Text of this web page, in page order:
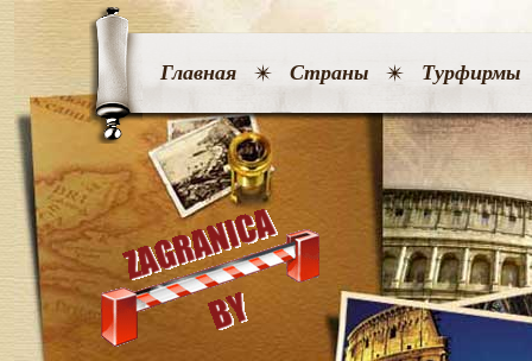
Главная Страны Турфирмы